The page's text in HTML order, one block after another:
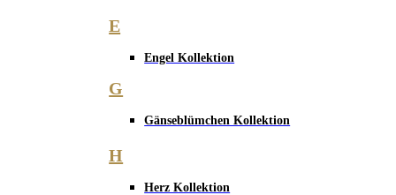
E
Engel Kollektion
G
Gänseblümchen Kollektion
H
Herz Kollektion